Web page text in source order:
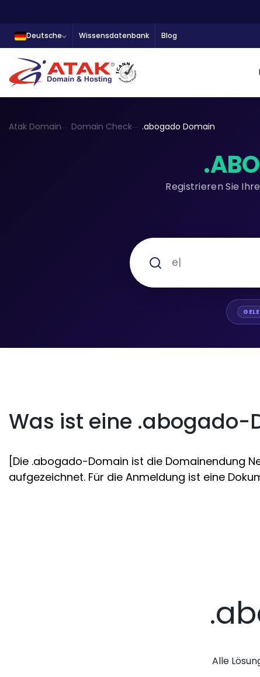
Deutsche Wissensdatenbank Blog
Atak Domain Domain Check .abogado Domain
Registrieren Sie
Was ist eine .abogado-
[Die .abogado-Domain ist die Domainendung
aufgezeichnet. Für die Anmeldung ist eine
Alle